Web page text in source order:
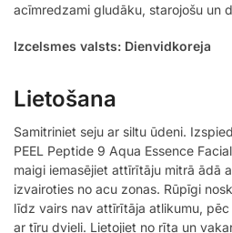
acīmredzami gludāku, starojošu un
Izcelsmes valsts: Dienvidkoreja
Lietošana
Samitriniet seju ar siltu ūdeni.
PEEL Peptide 9 Aqua Essence
maigi iemasējiet attīrītāju mitrā ādā
izvairoties no acu zonas. Rūpīgi
līdz vairs nav attīrītāja atlikumu,
ar tīru dvieli. Lietojiet no rīta un